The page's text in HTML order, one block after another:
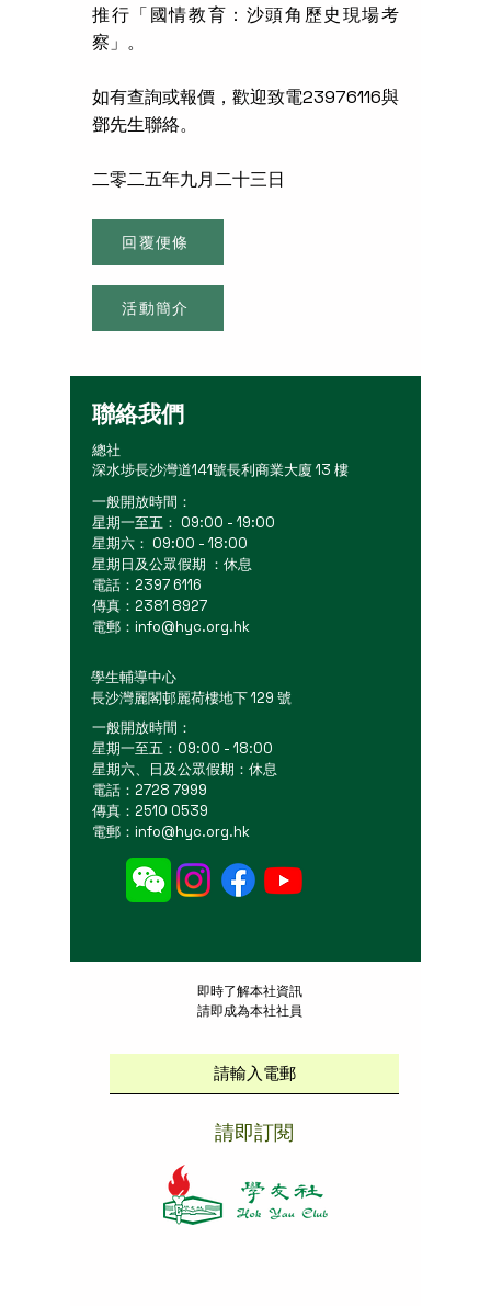
推行「國情教育：沙頭角歷史現場考
察」。
如有查詢或報價，歡迎致電23976116與
鄧先生聯絡。
二零二五年九月二十三日
回覆便條
活動簡介
聯絡我們
總社
深水埗長沙灣道141號長利商業大廈 13 樓
一般開放時間：
星期一至五： 09:00 - 19:00
星期六： 09:00 - 18:00
星期日及公眾假期 ：休息
電話：2397 6116
傳真：2381 8927
電郵： info@hyc.org.hk
學生輔導中心
長沙灣麗閣邨麗荷樓地下 129 號
一般開放時間：
星期一至五：09:00 - 18:00
星期六、日及公眾假期：休息
電話：2728 7999
傳真：2510 0539
電郵： info@hyc.org.hk
​即時了解本社資訊
請即成為本社社員
請即訂閱